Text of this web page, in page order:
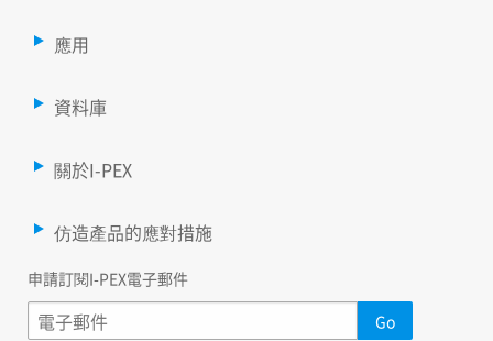
應用
資料庫
關於I-PEX
仿造產品的應對措施
申請訂閱I-PEX電子郵件